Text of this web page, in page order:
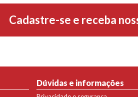
Cadastre-se e receba
Dúvidas e informações